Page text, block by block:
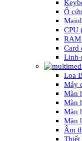
Ổ
CPU
RAM
Card
Linh-
Loa
Máy
Màn
Màn
Màn
Màn
Âm